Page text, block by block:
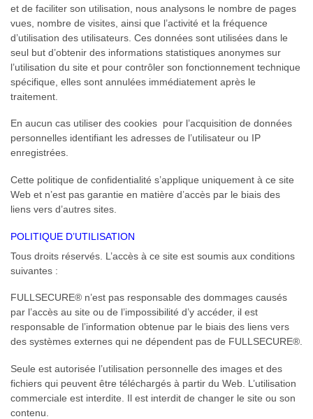
et de faciliter son utilisation, nous analysons le nombre de pages
vues, nombre de visites, ainsi que l’activité et la fréquence
d’utilisation des utilisateurs. Ces données sont utilisées dans le
seul but d’obtenir des informations statistiques anonymes sur
l’utilisation du site et pour contrôler son fonctionnement technique
spécifique, elles sont annulées immédiatement après le
traitement.
En aucun cas utiliser des cookies pour l’acquisition de données
personnelles identifiant les adresses de l’utilisateur ou IP
enregistrées.
Cette politique de confidentialité s’applique uniquement à ce site
Web et n’est pas garantie en matière d’accès par le biais des
liens vers d’autres sites.
POLITIQUE D’UTILISATION
Tous droits réservés. L’accès à ce site est soumis aux conditions
suivantes :
FULLSECURE® n’est pas responsable des dommages causés
par l’accès au site ou de l’impossibilité d’y accéder, il est
responsable de l’information obtenue par le biais des liens vers
des systèmes externes qui ne dépendent pas de FULLSECURE®.
Seule est autorisée l’utilisation personnelle des images et des
fichiers qui peuvent être téléchargés à partir du Web. L’utilisation
commerciale est interdite. Il est interdit de changer le site ou son
contenu.